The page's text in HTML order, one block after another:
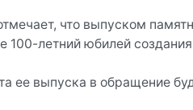
что выпуском
летний юбилей
ее выпуска в обращение